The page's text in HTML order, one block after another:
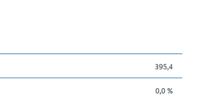
395,4
0,0 %